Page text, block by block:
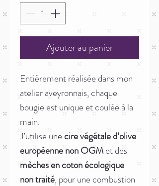
Ajouter au panier
Entièrement réalisée dans mon
atelier aveyronnais, chaque
bougie est unique et coulée à la
main.
J’utilise une cire végétale d’olive
européenne non OGMet des
mèches en coton écologique
non traité, pour une combustion